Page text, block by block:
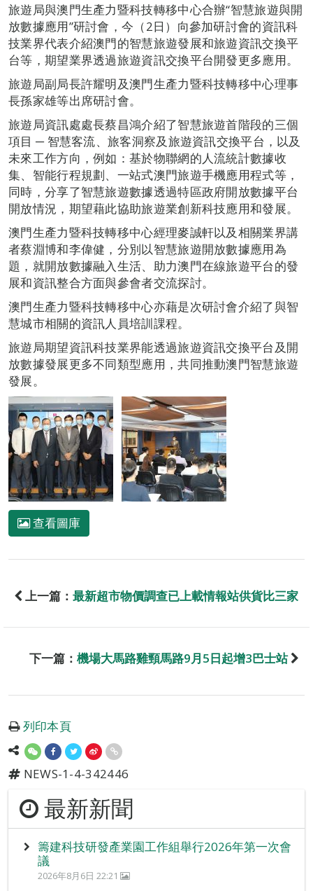
旅遊局與澳門生產力暨科技轉移中心合辦“智慧旅遊與開
放數據應用”研討會，今（2日）向參加研討會的資訊科
技業界代表介紹澳門的智慧旅遊發展和旅遊資訊交換平
台等，期望業界透過旅遊資訊交換平台開發更多應用。
旅遊局副局長許耀明及澳門生產力暨科技轉移中心理事
長孫家雄等出席研討會。
旅遊局資訊處處長蔡昌鴻介紹了智慧旅遊首階段的三個
項目 ─ 智慧客流、旅客洞察及旅遊資訊交換平台，以及
未來工作方向，例如：基於物聯網的人流統計數據收
集、智能行程規劃、一站式澳門旅遊手機應用程式等，
同時，分享了智慧旅遊數據透過特區政府開放數據平台
開放情況，期望藉此協助旅遊業創新科技應用和發展。
澳門生產力暨科技轉移中心經理麥誠軒以及相關業界講
者蔡淵博和李偉健，分別以智慧旅遊開放數據應用為
題，就開放數據融入生活、助力澳門在線旅遊平台的發
展和資訊整合方面與參會者交流探討。
澳門生產力暨科技轉移中心亦藉是次研討會介紹了與智
慧城市相關的資訊人員培訓課程。
旅遊局期望資訊科技業界能透過旅遊資訊交換平台及開
放數據發展更多不同類型應用，共同推動澳門智慧旅遊
發展。
查看圖庫
上一篇： 最新超市物價調查已上載情報站供貨比三家
下一篇： 機場大馬路雞頸馬路9月5日起增3巴士站
列印本頁
NEWS-1-4-342446
最新新聞
籌建科技研發產業園工作組舉行2026年第一次會
議
2026年8月6日 22:21